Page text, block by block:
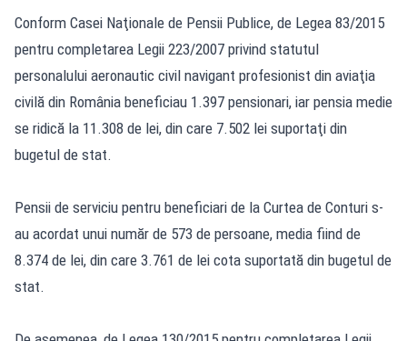
Conform Casei Naţionale de Pensii Publice, de Legea 83/2015
pentru completarea Legii 223/2007 privind statutul
personalului aeronautic civil navigant profesionist din aviaţia
civilă din România beneficiau 1.397 pensionari, iar pensia medie
se ridică la 11.308 de lei, din care 7.502 lei suportaţi din
bugetul de stat.
Pensii de serviciu pentru beneficiari de la Curtea de Conturi s-
au acordat unui număr de 573 de persoane, media fiind de
8.374 de lei, din care 3.761 de lei cota suportată din bugetul de
stat.